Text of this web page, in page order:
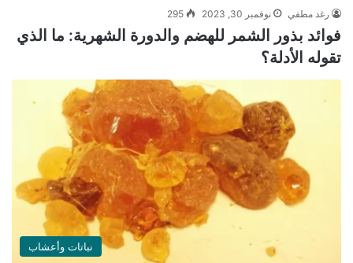
رغد مطفي نوفمبر 30, 2023 295
فوائد بذور الشمر للهضم والدورة الشهرية: ما الذي
تقوله الأدلة؟
نباتات وأعشاب